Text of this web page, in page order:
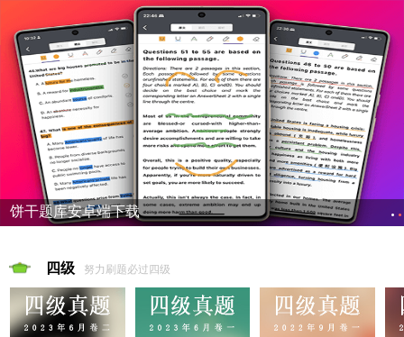
饼干题库安卓端下载
四级 努力刷题必过四级